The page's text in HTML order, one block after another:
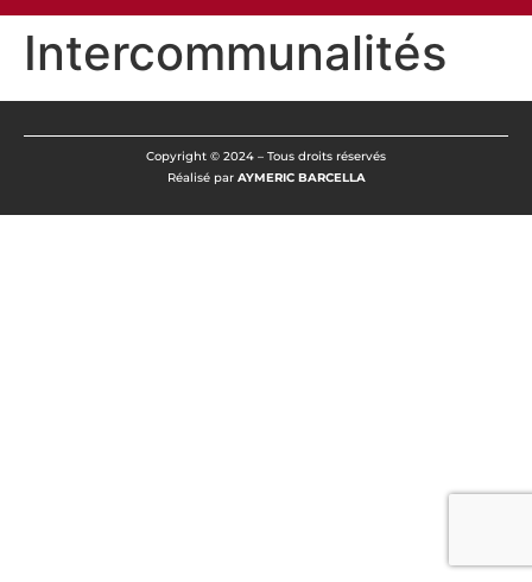
Intercommunalités
Copyright © 2024 – Tous droits réservés
Réalisé par AYMERIC BARCELLA